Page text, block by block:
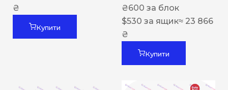
₴
Купити
₴600 за блок
$530 за ящик≈ 23 866
₴
Купити